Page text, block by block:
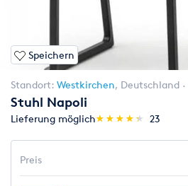
Speichern
Standort: Westkirchen, Deutschland
Stuhl Napoli
Lieferung möglich(*)
★
★
(*)★
★
(*) ★
★
(*) ★
★
(*) ★
★ 23
Preis